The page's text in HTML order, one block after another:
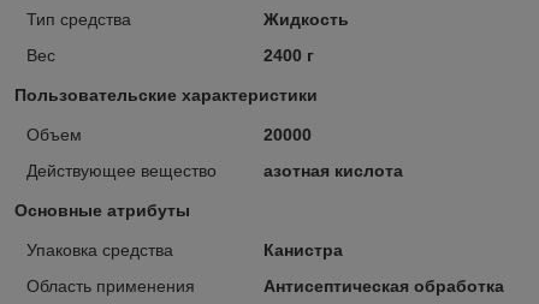
Тип средства
Жидкость
Вес
2400 г
Пользовательские характеристики
Объем
20000
Действующее вещество
азотная кислота
Основные атрибуты
Упаковка средства
Канистра
Область применения
Антисептическая обработка